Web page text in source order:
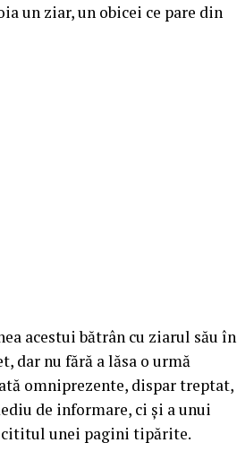
un ziar, un obicei ce pare din
acestui bătrân cu ziarul său în
dar nu fără a lăsa o urmă
omniprezente, dispar treptat,
de informare, ci și a unui
cititul unei pagini tipărite.